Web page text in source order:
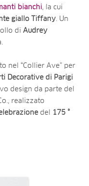
bianchi, la cui
giallo Tiffany. Un
di Audrey
nel “Collier Ave” per
Decorative di Parigi
design da parte del
realizzato
del
175 °